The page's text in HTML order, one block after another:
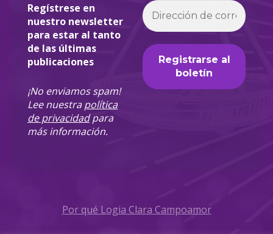
Regístrese en
nuestro newsletter
para estar al tanto
de las últimas
publicaciones
¡No enviamos spam!
Lee nuestrapolítica
de privacidadpara
más información.
Por qué Logia Clara Campoamor